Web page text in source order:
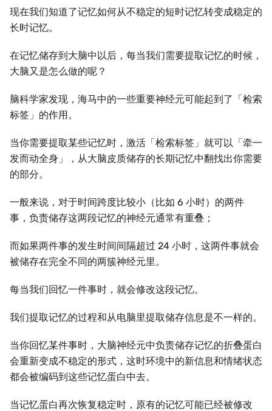
现在我们知道了记忆如何从不稳定的短时记忆转变成稳定的
长时记忆。
在记忆储存到大脑中以后，每当我们需要提取记忆的时候，
大脑又是怎么做的呢？
脑科学家发现，海马中的一些重要神经元可能起到了「检索
标签」的作用。
当你需要提取某些记忆时，激活「检索标签」就可以「牵一
发而动全身」，从大脑皮质储存的长期记忆中翻找出你需要
的部分。
一般来说，对于时间跨度比较小（比如 6 小时）的两件
事，负责储存这两段记忆的神经元通常有重叠；
而如果两件事的发生时间间隔超过 24 小时，这两件事就会
被储存在完全不同的两簇神经元里。
每当我们回忆一件事时，就会修改这段记忆。
我们提取记忆的过程和从电脑里提取储存信息是不一样的。
当你回忆某件事时，大脑神经元中负责储存记忆的折叠蛋白
会重新变成不稳定的形式，这时环境中的新信息和情绪状态
都会被编码到这些记忆蛋白中去。
当记忆蛋白再次恢复稳定时，原有的记忆可能已经被修改